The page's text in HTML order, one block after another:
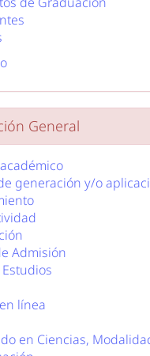
General
generación y/o
Admisión
línea
en Ciencias,